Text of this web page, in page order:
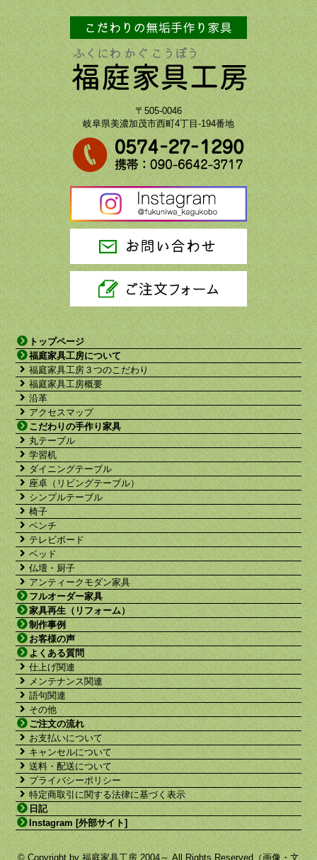
〒505-0046
岐阜県美濃加茂市西町4丁目-194番地
トップページ
福庭家具工房について
福庭家具工房３つのこだわり
福庭家具工房概要
沿革
アクセスマップ
こだわりの手作り家具
丸テーブル
学習机
ダイニングテーブル
座卓（リビングテーブル）
シンプルテーブル
椅子
ベンチ
テレビボード
ベッド
仏壇・厨子
アンティークモダン家具
フルオーダー家具
家具再生（リフォーム）
制作事例
お客様の声
よくある質問
仕上げ関連
メンテナンス関連
語句関連
その他
ご注文の流れ
お支払いについて
キャンセルについて
送料・配送について
プライバシーポリシー
特定商取引に関する法律に基づく表示
日記
Instagram [外部サイト]
© Copyright by 福庭家具工房 2004～ All Rights Reserved（画像・文